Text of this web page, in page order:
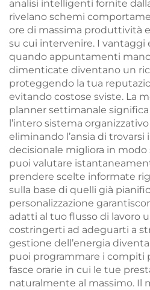
analisi intelligenti fornite
rivelano schemi
ore di massima produttività
su cui intervenire. I
quando appuntamenti
dimenticate diventano un
proteggendo la tua
evitando costose sviste. La
planner settimanale
l’intero sistema
eliminando l’ansia di
decisionale migliora in
puoi valutare
prendere scelte informate
sulla base di quelli già
personalizzazione
adatti al tuo flusso di lavoro
costringerti ad adeguarti a
gestione dell’energia
puoi programmare i compiti
fasce orarie in cui le tue
naturalmente al massimo. Il